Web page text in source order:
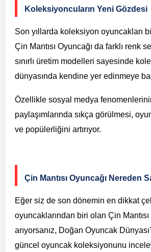
Koleksiyoncuların Yeni Gözdesi
Son yıllarda koleksiyon oyuncakları
Çin Mantısı Oyuncağı da farklı renk
sınırlı üretim modelleri sayesinde
dünyasında kendine yer edinmeye
Özellikle sosyal medya
paylaşımlarında sıkça görülmesi,
ve popülerliğini artırıyor.
Çin Mantısı Oyuncağı Nereden
Eğer siz de son dönemin en dikkat
oyuncaklarından biri olan Çin Mantısı
arıyorsanız, Doğan Oyuncak
güncel oyuncak koleksiyonunu